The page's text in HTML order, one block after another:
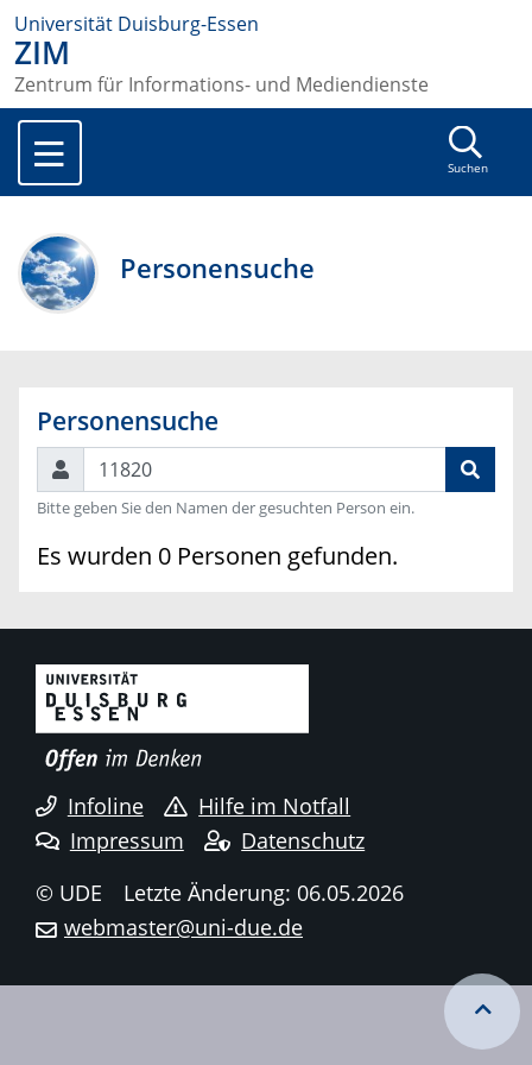
Universität Duisburg-Essen
ZIM
Zentrum für Informations- und Mediendienste
Suchen
Personensuche
Personensuche
Suchen
Bitte geben Sie den Namen der gesuchten Person ein.
Es wurden 0 Personen gefunden.
Infoline
Hilfe im Notfall
Impressum
Datenschutz
© UDE
Letzte Änderung: 06.05.2026
webmaster@uni-due.de